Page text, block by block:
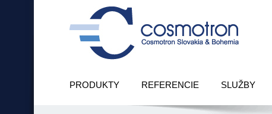
PRODUKTY REFERENCIE SLUŽBY